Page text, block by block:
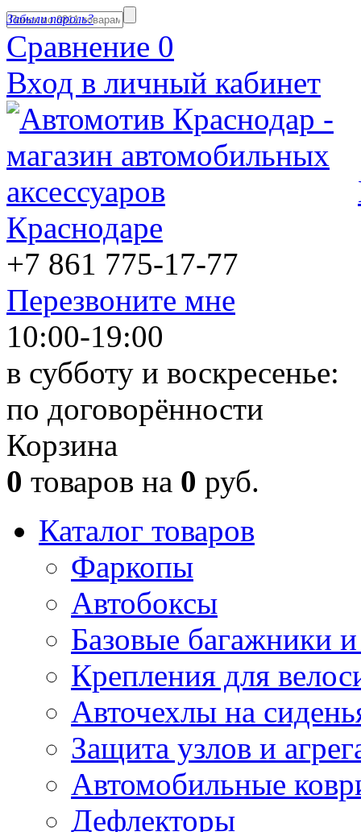
Сравнение 0
Вход в личный кабинет
Краснодаре
+7 861 775-17-77
Перезвоните мне
10:00-19:00
в субботу и воскресенье:
по договорённости
Корзина
0 товаров на 0 руб.
Каталог товаров
Фаркопы
Автобоксы
Базовые багажники
Крепления для
Авточехлы на
Защита узлов и
Автомобильные
Дефлекторы
Забыли пароль?